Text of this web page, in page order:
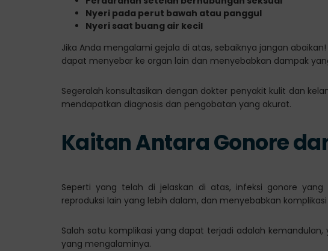
Nyeri pada perut bawah atau panggul
Nyeri saat buang air kecil
Jika Anda mengalami gejala di atas, sebaiknya jangan
dapat menyebar ke organ lain dan menyebabkan dampak
Segeralah konsultasikan dengan dokter penyakit kulit dan
mendapatkan diagnosis dan pengobatan yang akurat.
Kaitan Antara Gonore
Seperti yang telah di jelaskan di atas, infeksi gonore
reproduksi lain yang lebih dalam, dan menyebabkan
Salah satu komplikasi yang dapat terjadi adalah
yang mengalaminya.